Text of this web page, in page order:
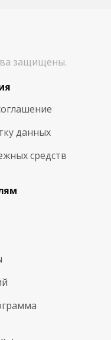
защищены.
данных
средств